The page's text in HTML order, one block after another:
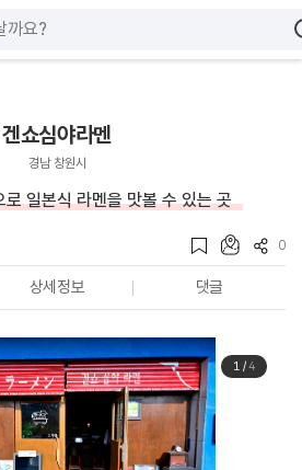
겐쇼심야라멘
경남 창원시
로 일본식 라멘을 맛볼 수 있는 곳
0
상세정보 댓글
1/4